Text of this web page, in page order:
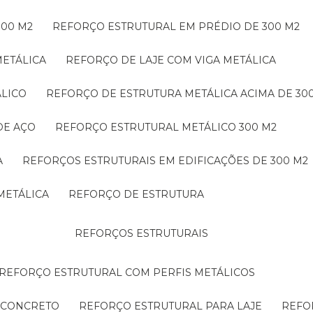
M2 REFORÇO ESTRUTURAL EM PRÉDIO DE 300 M2
REFORÇO DE LAJE COM VIGA METÁLICA
REFORÇO DE ESTRUTURA METÁLICA ACIMA DE
AÇO REFORÇO ESTRUTURAL METÁLICO 300 M2
REFORÇOS ESTRUTURAIS EM EDIFICAÇÕES DE 300 M2
REFORÇO DE ESTRUTURA
REFORÇOS ESTRUTURAIS
REFORÇO ESTRUTURAL COM PERFIS METÁLICOS
REFORÇO ESTRUTURAL PARA LAJE